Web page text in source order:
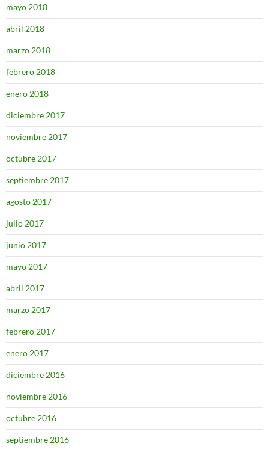
mayo 2018
abril 2018
marzo 2018
febrero 2018
enero 2018
diciembre 2017
noviembre 2017
octubre 2017
septiembre 2017
agosto 2017
julio 2017
junio 2017
mayo 2017
abril 2017
marzo 2017
febrero 2017
enero 2017
diciembre 2016
noviembre 2016
octubre 2016
septiembre 2016